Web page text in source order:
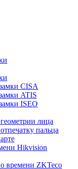
CISA
ATIS
ISEO
лица
пальца
Hikvision
времени ZKTeco